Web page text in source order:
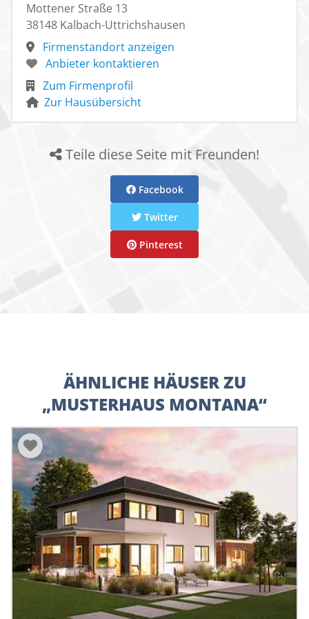
Mottener Straße 13
38148 Kalbach-Uttrichshausen
Firmenstandort anzeigen
Anbieter kontaktieren
Zum Firmenprofil
Zur Hausübersicht
Teile diese Seite mit Freunden!
Facebook
Twitter
Pinterest
ÄHNLICHE HÄUSER ZU
„MUSTERHAUS MONTANA“